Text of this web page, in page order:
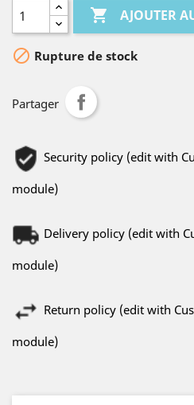
 AJOUTER
 Rupture de stock
Partager
Security policy (edit with
module)
Delivery policy (edit with
module)
Return policy (edit with
module)